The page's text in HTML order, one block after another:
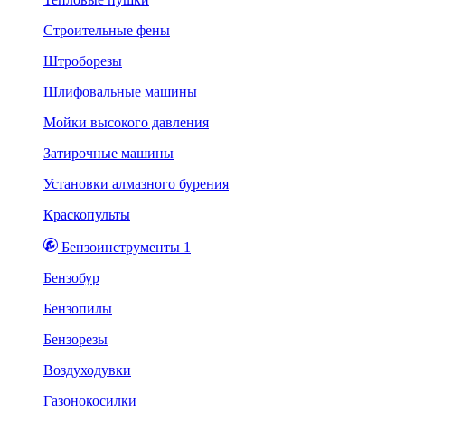
Строительные фены
Штроборезы
Шлифовальные машины
Мойки высокого давления
Затирочные машины
Установки алмазного бурения
Краскопульты
Бензоинструменты 1
Бензобур
Бензопилы
Бензорезы
Воздуходувки
Газонокосилки